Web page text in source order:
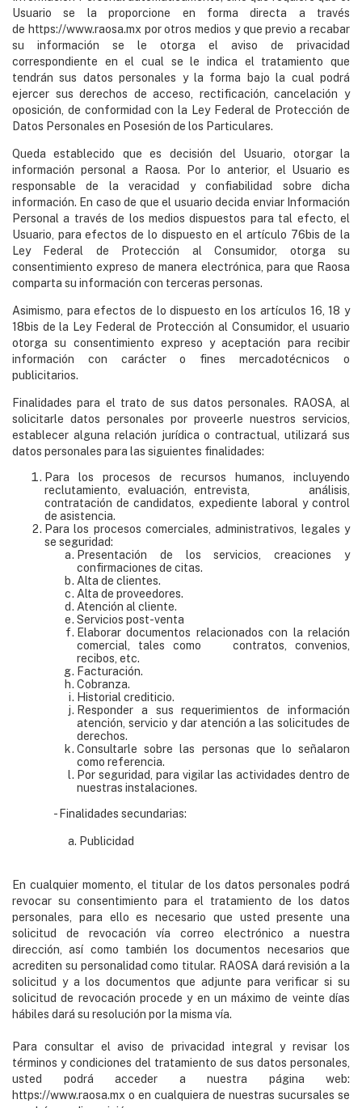
Usuario se la proporcione en forma directa a través
de https://www.raosa.mx por otros medios y que previo a recabar
su información se le otorga el aviso de privacidad
correspondiente en el cual se le indica el tratamiento que
tendrán sus datos personales y la forma bajo la cual podrá
ejercer sus derechos de acceso, rectificación, cancelación y
oposición, de conformidad con la Ley Federal de Protección de
Datos Personales en Posesión de los Particulares.
Queda establecido que es decisión del Usuario, otorgar la
información personal a Raosa. Por lo anterior, el Usuario es
responsable de la veracidad y confiabilidad sobre dicha
información. En caso de que el usuario decida enviar Información
Personal a través de los medios dispuestos para tal efecto, el
Usuario, para efectos de lo dispuesto en el artículo 76bis de la
Ley Federal de Protección al Consumidor, otorga su
consentimiento expreso de manera electrónica, para que Raosa
comparta su información con terceras personas.
Asimismo, para efectos de lo dispuesto en los artículos 16, 18 y
18bis de la Ley Federal de Protección al Consumidor, el usuario
otorga su consentimiento expreso y aceptación para recibir
información con carácter o fines mercadotécnicos o
publicitarios.
Finalidades para el trato de sus datos personales. RAOSA, al
solicitarle datos personales por proveerle nuestros servicios,
establecer alguna relación jurídica o contractual, utilizará sus
datos personales para las siguientes finalidades:
Para los procesos de recursos humanos, incluyendo
reclutamiento, evaluación, entrevista, análisis,
contratación de candidatos, expediente laboral y control
de asistencia.
Para los procesos comerciales, administrativos, legales y
se seguridad:
Presentación de los servicios, creaciones y
confirmaciones de citas.
Alta de clientes.
Alta de proveedores.
Atención al cliente.
Servicios post-venta
Elaborar documentos relacionados con la relación
comercial, tales como contratos, convenios,
recibos, etc.
Facturación.
Cobranza.
Historial crediticio.
Responder a sus requerimientos de información
atención, servicio y dar atención a las solicitudes de
derechos.
Consultarle sobre las personas que lo señalaron
como referencia.
Por seguridad, para vigilar las actividades dentro de
nuestras instalaciones.
- Finalidades secundarias:
a. Publicidad
En cualquier momento, el titular de los datos personales podrá
revocar su consentimiento para el tratamiento de los datos
personales, para ello es necesario que usted presente una
solicitud de revocación vía correo electrónico a nuestra
dirección, así como también los documentos necesarios que
acrediten su personalidad como titular. RAOSA dará revisión a la
solicitud y a los documentos que adjunte para verificar si su
solicitud de revocación procede y en un máximo de veinte días
hábiles dará su resolución por la misma vía.
Para consultar el aviso de privacidad integral y revisar los
términos y condiciones del tratamiento de sus datos personales,
usted podrá acceder a nuestra página web:
https://www.raosa.mx o en cualquiera de nuestras sucursales se